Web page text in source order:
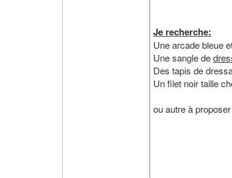
Je recherche:
Une arcade bleue
Une sangle de
Des tapis de
Un filet noir taille
ou autre à proposer